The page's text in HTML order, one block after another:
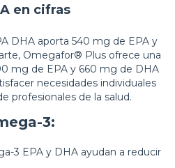
en cifras
DHA aporta 540 mg de EPA y
Omegafor® Plus ofrece una
mg de EPA y 660 mg de DHA
necesidades individuales
profesionales de la salud.
3:
3 EPA y DHA ayudan a reducir